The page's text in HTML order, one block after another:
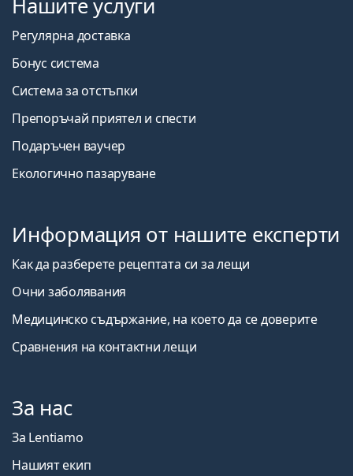
Нашите услуги
Регулярна доставка
Бонус система
Система за отстъпки
Препоръчай приятел и спести
Подаръчен ваучер
Екологично пазаруване
Информация от нашите експерти
Как да разберете рецептата си за лещи
Очни заболявания
Медицинско съдържание, на което да се доверите
Сравнения на контактни лещи
За нас
За Lentiamo
Нашият екип